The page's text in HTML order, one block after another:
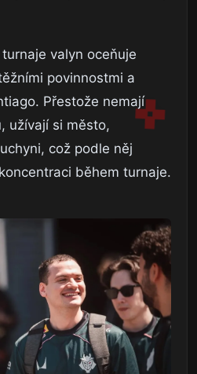
valyn oceňuje
povinnostmi a
Přestože nemají
užívají si město,
což podle něj
během turnaje.